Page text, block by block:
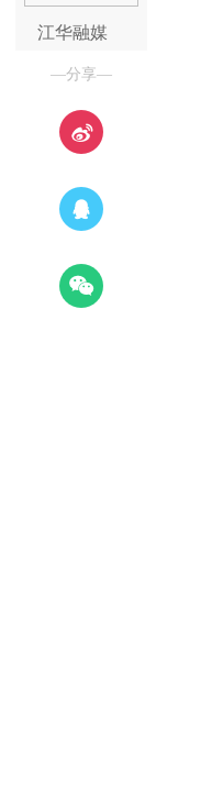
江华融媒
—分享—